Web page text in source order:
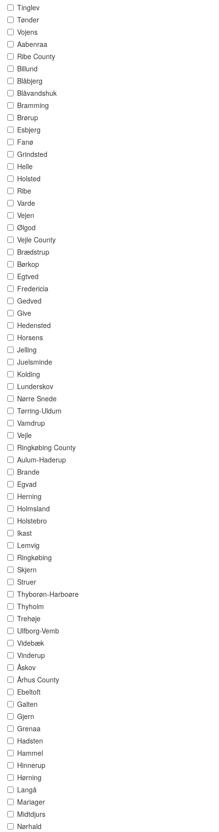
Tinglev
Tønder
Vojens
Aabenraa
Ribe County
Billund
Blåbjerg
Blåvandshuk
Bramming
Brørup
Esbjerg
Fanø
Grindsted
Helle
Holsted
Ribe
Varde
Vejen
Ølgod
Vejle County
Brædstrup
Børkop
Egtved
Fredericia
Gedved
Give
Hedensted
Horsens
Jelling
Juelsminde
Kolding
Lunderskov
Nørre Snede
Tørring-Uldum
Vamdrup
Vejle
Ringkøbing County
Aulum-Haderup
Brande
Egvad
Herning
Holmsland
Holstebro
Ikast
Lemvig
Ringkøbing
Skjern
Struer
Thyborøn-Harboøre
Thyholm
Trehøje
Ulfborg-Vemb
Videbæk
Vinderup
Åskov
Århus County
Ebeltoft
Galten
Gjern
Grenaa
Hadsten
Hammel
Hinnerup
Hørning
Langå
Mariager
Midtdjurs
Nørhald